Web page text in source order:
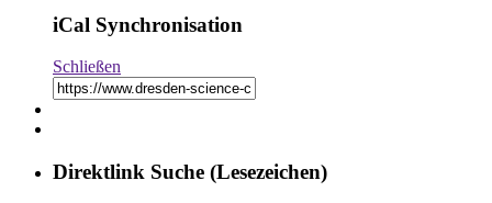
iCal Synchronisation
Schließen
Direktlink Suche (Lesezeichen)